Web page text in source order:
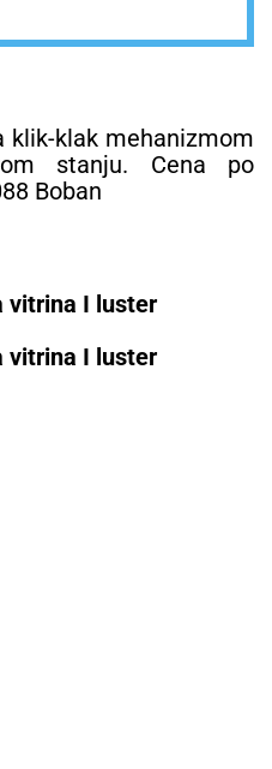
klik-klak mehanizmom
stanju. Cena po
Boban
vitrina I luster
vitrina I luster